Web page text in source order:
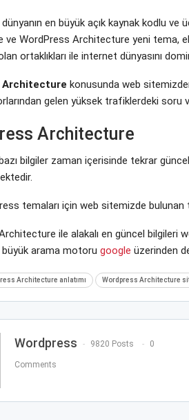
dünyanın en büyük açık kaynak kodlu ve
ve WordPress Architecture yeni tema,
ortaklıkları ile internet dünyasını
Architecture konusunda web
gelen yüksek trafiklerdeki soru
Architecture
bilgiler zaman içerisinde tekrar
temaları için web sitemizde bulunan
ile alakalı en güncel bilgileri
büyük arama motoru google üzerinden
Architecture anlatımı Wordpress Architecture
Wordpress 9820 Posts 0
Comments